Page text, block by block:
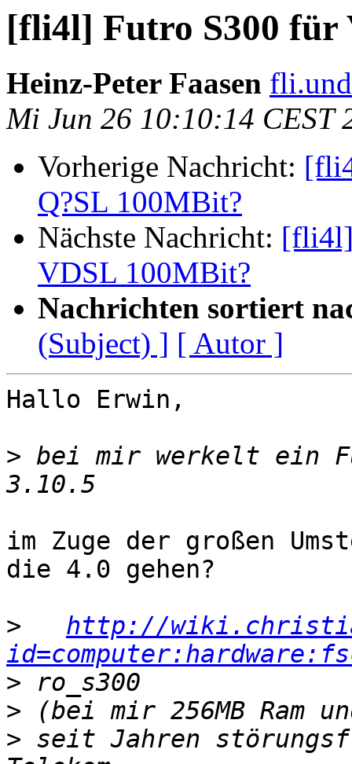
[fli4l] Futro S300 für
Heinz-Peter Faasen
Mi Jun 26 10:10:14 CEST
Vorherige Nachricht:
Q?SL 100MBit?
Nächste Nachricht: [fli4l]
VDSL 100MBit?
Nachrichten sortiert
(Subject) ] [ Autor ]
Hallo Erwin,
> bei mir werkelt ein
im Zuge der großen
die 4.0 gehen?
>
http://
>
>
> seit Jahren